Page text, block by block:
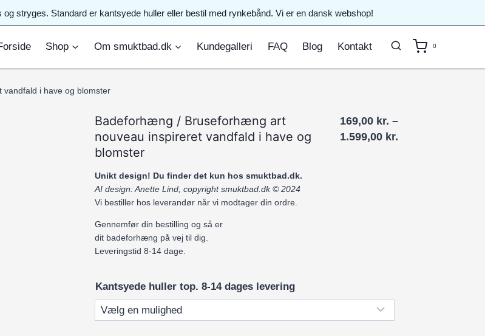
stryges. Standard er kantsyede huller eller bestil med rynkebånd. Vi er en dansk webshop!
Shop Om smuktbad.dk Kundegalleri FAQ Blog Kontakt 0
i have og blomster
Badeforhæng / Bruseforhæng art
nouveau inspireret vandfald i have og
blomster
169,00 kr. –
1.599,00 kr.
Unikt design! Du finder det kun hos smuktbad.dk.
AI design: Anette Lind, copyright smuktbad.dk © 2024
Vi bestiller hos leverandør når vi modtager din ordre.
Gennemfør din bestilling og så er
dit badeforhæng på vej til dig.
Leveringstid 8-14 dage.
Kantsyede huller top. 8-14 dages levering